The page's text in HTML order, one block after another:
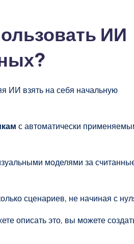
ИИ
ИИ взять на себя начальную
с автоматически
моделями за
сценариев, не начиная с
описать это, вы можете